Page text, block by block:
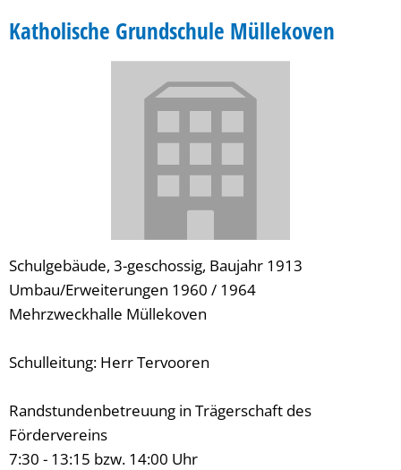
Katholische Grundschule Müllekoven
Schulgebäude, 3-geschossig, Baujahr 1913
Umbau/Erweiterungen 1960 / 1964
Mehrzweckhalle Müllekoven
Schulleitung: Herr Tervooren
Randstundenbetreuung in Trägerschaft des
Fördervereins
7:30 - 13:15 bzw. 14:00 Uhr